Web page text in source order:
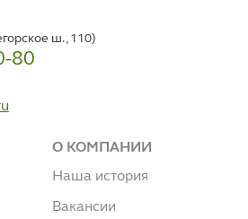
ш., 110)
80
О КОМПАНИИ
Наша история
Вакансии